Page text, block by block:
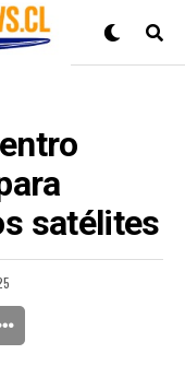
satélites